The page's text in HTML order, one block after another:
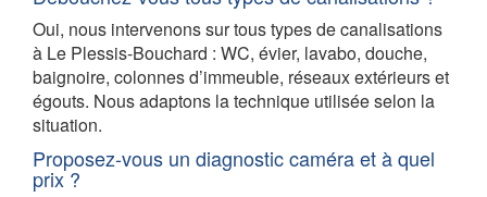
Oui, nous intervenons sur tous types de canalisations
à Le Plessis-Bouchard : WC, évier, lavabo, douche,
baignoire, colonnes d’immeuble, réseaux extérieurs et
égouts. Nous adaptons la technique utilisée selon la
situation.
Proposez-vous un diagnostic caméra et à quel
prix ?